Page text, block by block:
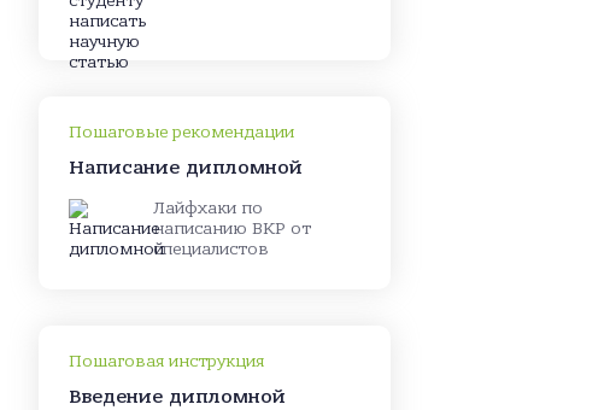
Пошаговые рекомендации
Написание дипломной
Лайфхаки по
написанию ВКР от
специалистов
Пошаговая инструкция
Введение дипломной